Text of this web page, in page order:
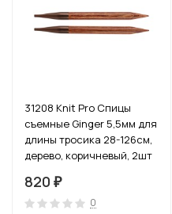
31208 Knit Pro Спицы
съемные Ginger 5,5мм для
длины тросика 28-126см,
дерево, коричневый, 2шт
820 ₽
0